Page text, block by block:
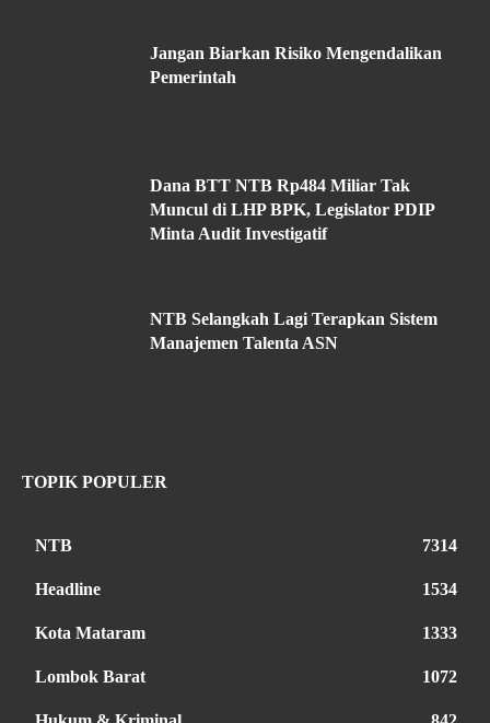
Jangan Biarkan Risiko Mengendalikan
Pemerintah
Dana BTT NTB Rp484 Miliar Tak
Muncul di LHP BPK, Legislator PDIP
Minta Audit Investigatif
NTB Selangkah Lagi Terapkan Sistem
Manajemen Talenta ASN
TOPIK POPULER
NTB 7314
Headline 1534
Kota Mataram 1333
Lombok Barat 1072